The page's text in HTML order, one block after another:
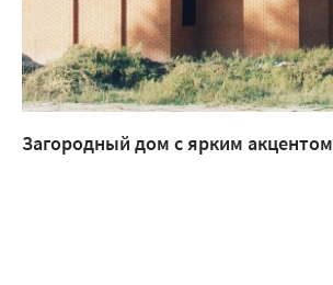
Загородный дом с ярким акцентом